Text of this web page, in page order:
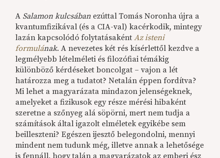
A Salamon kulcsában ezúttal Tomás Noronha újra a
kvantumfizikával (és a CIA-val) kacérkodik, mintegy
lazán kapcsolódó folytatásakéntAz isteni
formulának. A nevezetes két rés kísérlettől kezdve a
legmélyebb lételméleti és filozófiai témákig
különböző kérdéseket boncolgat – vajon a lét
határozza meg a tudatot? Netalán éppen fordítva?
Mi lehet a magyarázata mindazon jelenségeknek,
amelyeket a fizikusok egy része mérési hibaként
szeretne a szőnyeg alá söpörni, mert nem tudja a
számítások által igazolt elméletek egyikébe sem
beilleszteni? Egészen ijesztő belegondolni, mennyi
mindent nem tudunk még, illetve annak a lehetősége
is fennáll, hogy talán a magyarázatok az emberi ész